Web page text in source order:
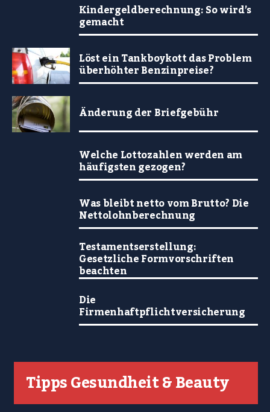
Kindergeldberechnung: So wird’s
gemacht
Löst ein Tankboykott das Problem
überhöhter Benzinpreise?
Änderung der Briefgebühr
Welche Lottozahlen werden am
häufigsten gezogen?
Was bleibt netto vom Brutto? Die
Nettolohnberechnung
Testamentserstellung:
Gesetzliche Formvorschriften
beachten
Die
Firmenhaftpflichtversicherung
Tipps Gesundheit & Beauty